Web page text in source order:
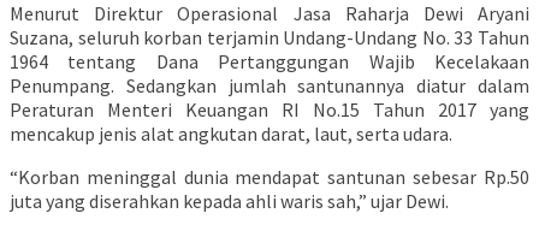
Menurut Direktur Operasional Jasa Raharja Dewi Aryani
Suzana, seluruh korban terjamin Undang-Undang No. 33 Tahun
1964 tentang Dana Pertanggungan Wajib Kecelakaan
Penumpang. Sedangkan jumlah santunannya diatur dalam
Peraturan Menteri Keuangan RI No.15 Tahun 2017 yang
mencakup jenis alat angkutan darat, laut, serta udara.
“Korban meninggal dunia mendapat santunan sebesar Rp.50
juta yang diserahkan kepada ahli waris sah,” ujar Dewi.